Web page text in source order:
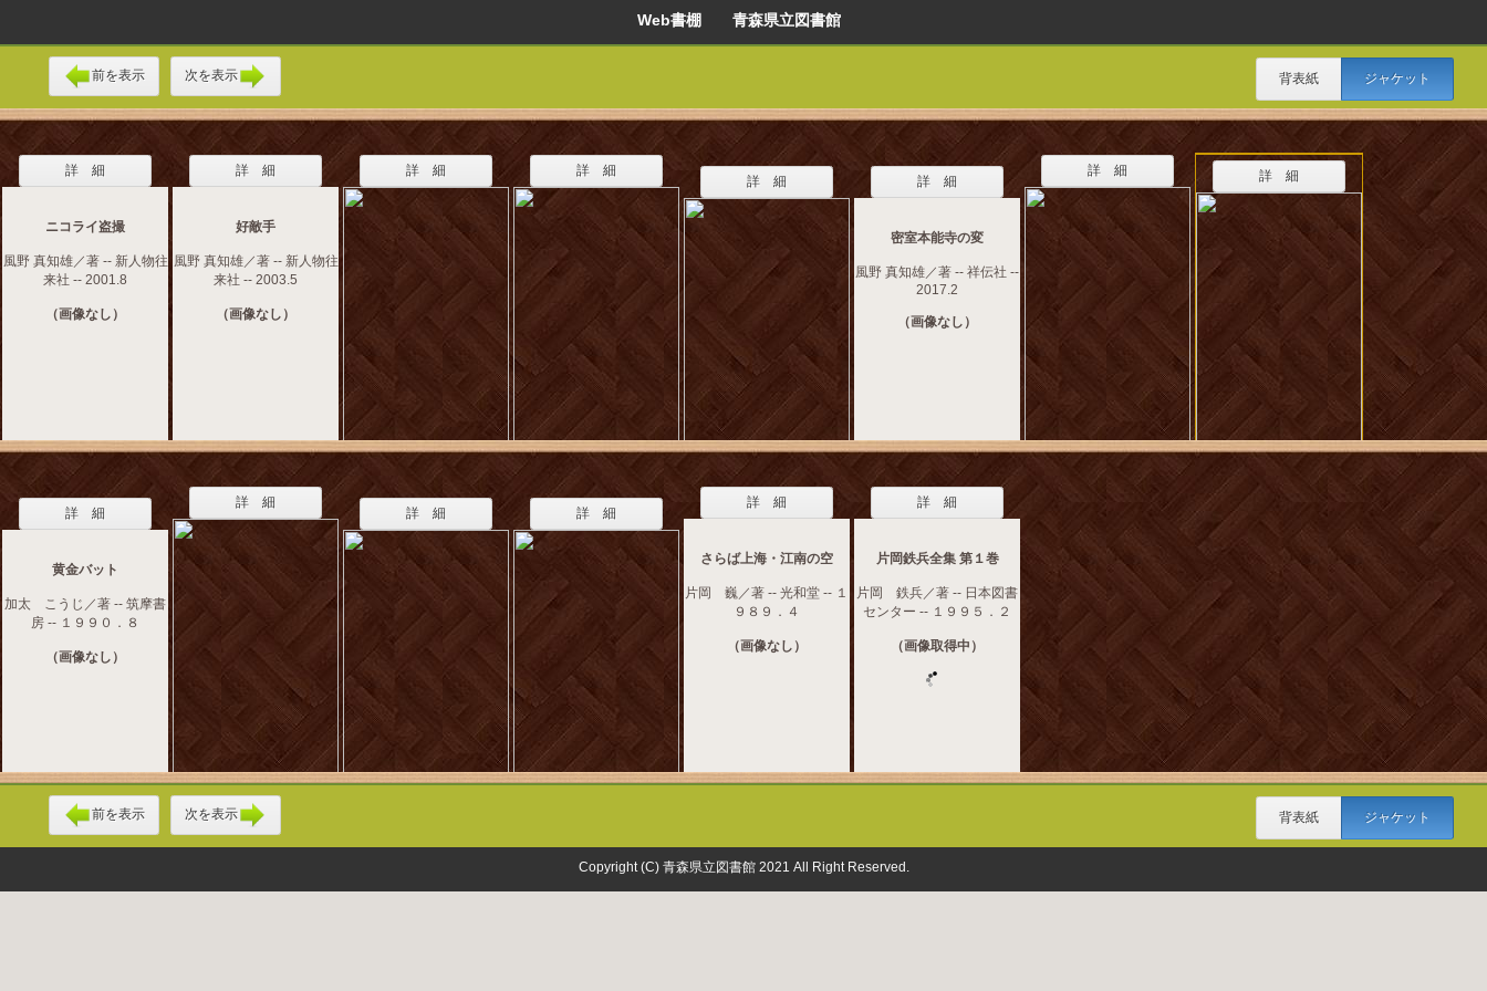
Web書棚 青森県立図書館
前を表示 次を表示 背表紙 ジャケット
詳 細
ニコライ盗撮
風野 真知雄／著 -- 新人物往
来社 -- 2001.8
（画像なし）
詳 細
好敵手
風野 真知雄／著 -- 新人物往
来社 -- 2003.5
（画像なし）
詳 細 詳 細
詳 細 詳 細
密室本能寺の変
風野 真知雄／著 -- 祥伝社 --
2017.2
（画像なし）
詳 細 詳 細
詳 細
黄金バット
加太 こうじ／著 -- 筑摩書
房 -- １９９０．８
（画像なし）
詳 細
詳 細 詳 細
詳 細
さらば上海・江南の空
片岡 巍／著 -- 光和堂 -- １
９８９．４
（画像なし）
詳 細
片岡鉄兵全集 第１巻
片岡 鉄兵／著 -- 日本図書
センター -- １９９５．２
（画像取得中）
前を表示 次を表示 背表紙 ジャケット
Copyright (C) 青森県立図書館 2021 All Right Reserved.